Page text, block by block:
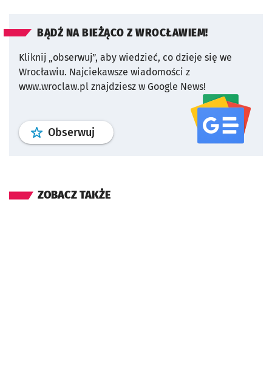
BĄDŹ NA BIEŻĄCO Z WROCŁAWIEM!
Kliknij „obserwuj”, aby wiedzieć, co dzieje się we
Wrocławiu. Najciekawsze wiadomości z
www.wroclaw.pl znajdziesz w Google News!
Obserwuj profil serwisu
ZOBACZ TAKŻE